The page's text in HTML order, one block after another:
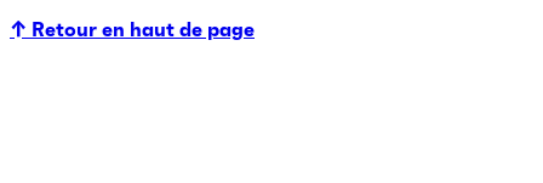
↑ Retour en haut de page